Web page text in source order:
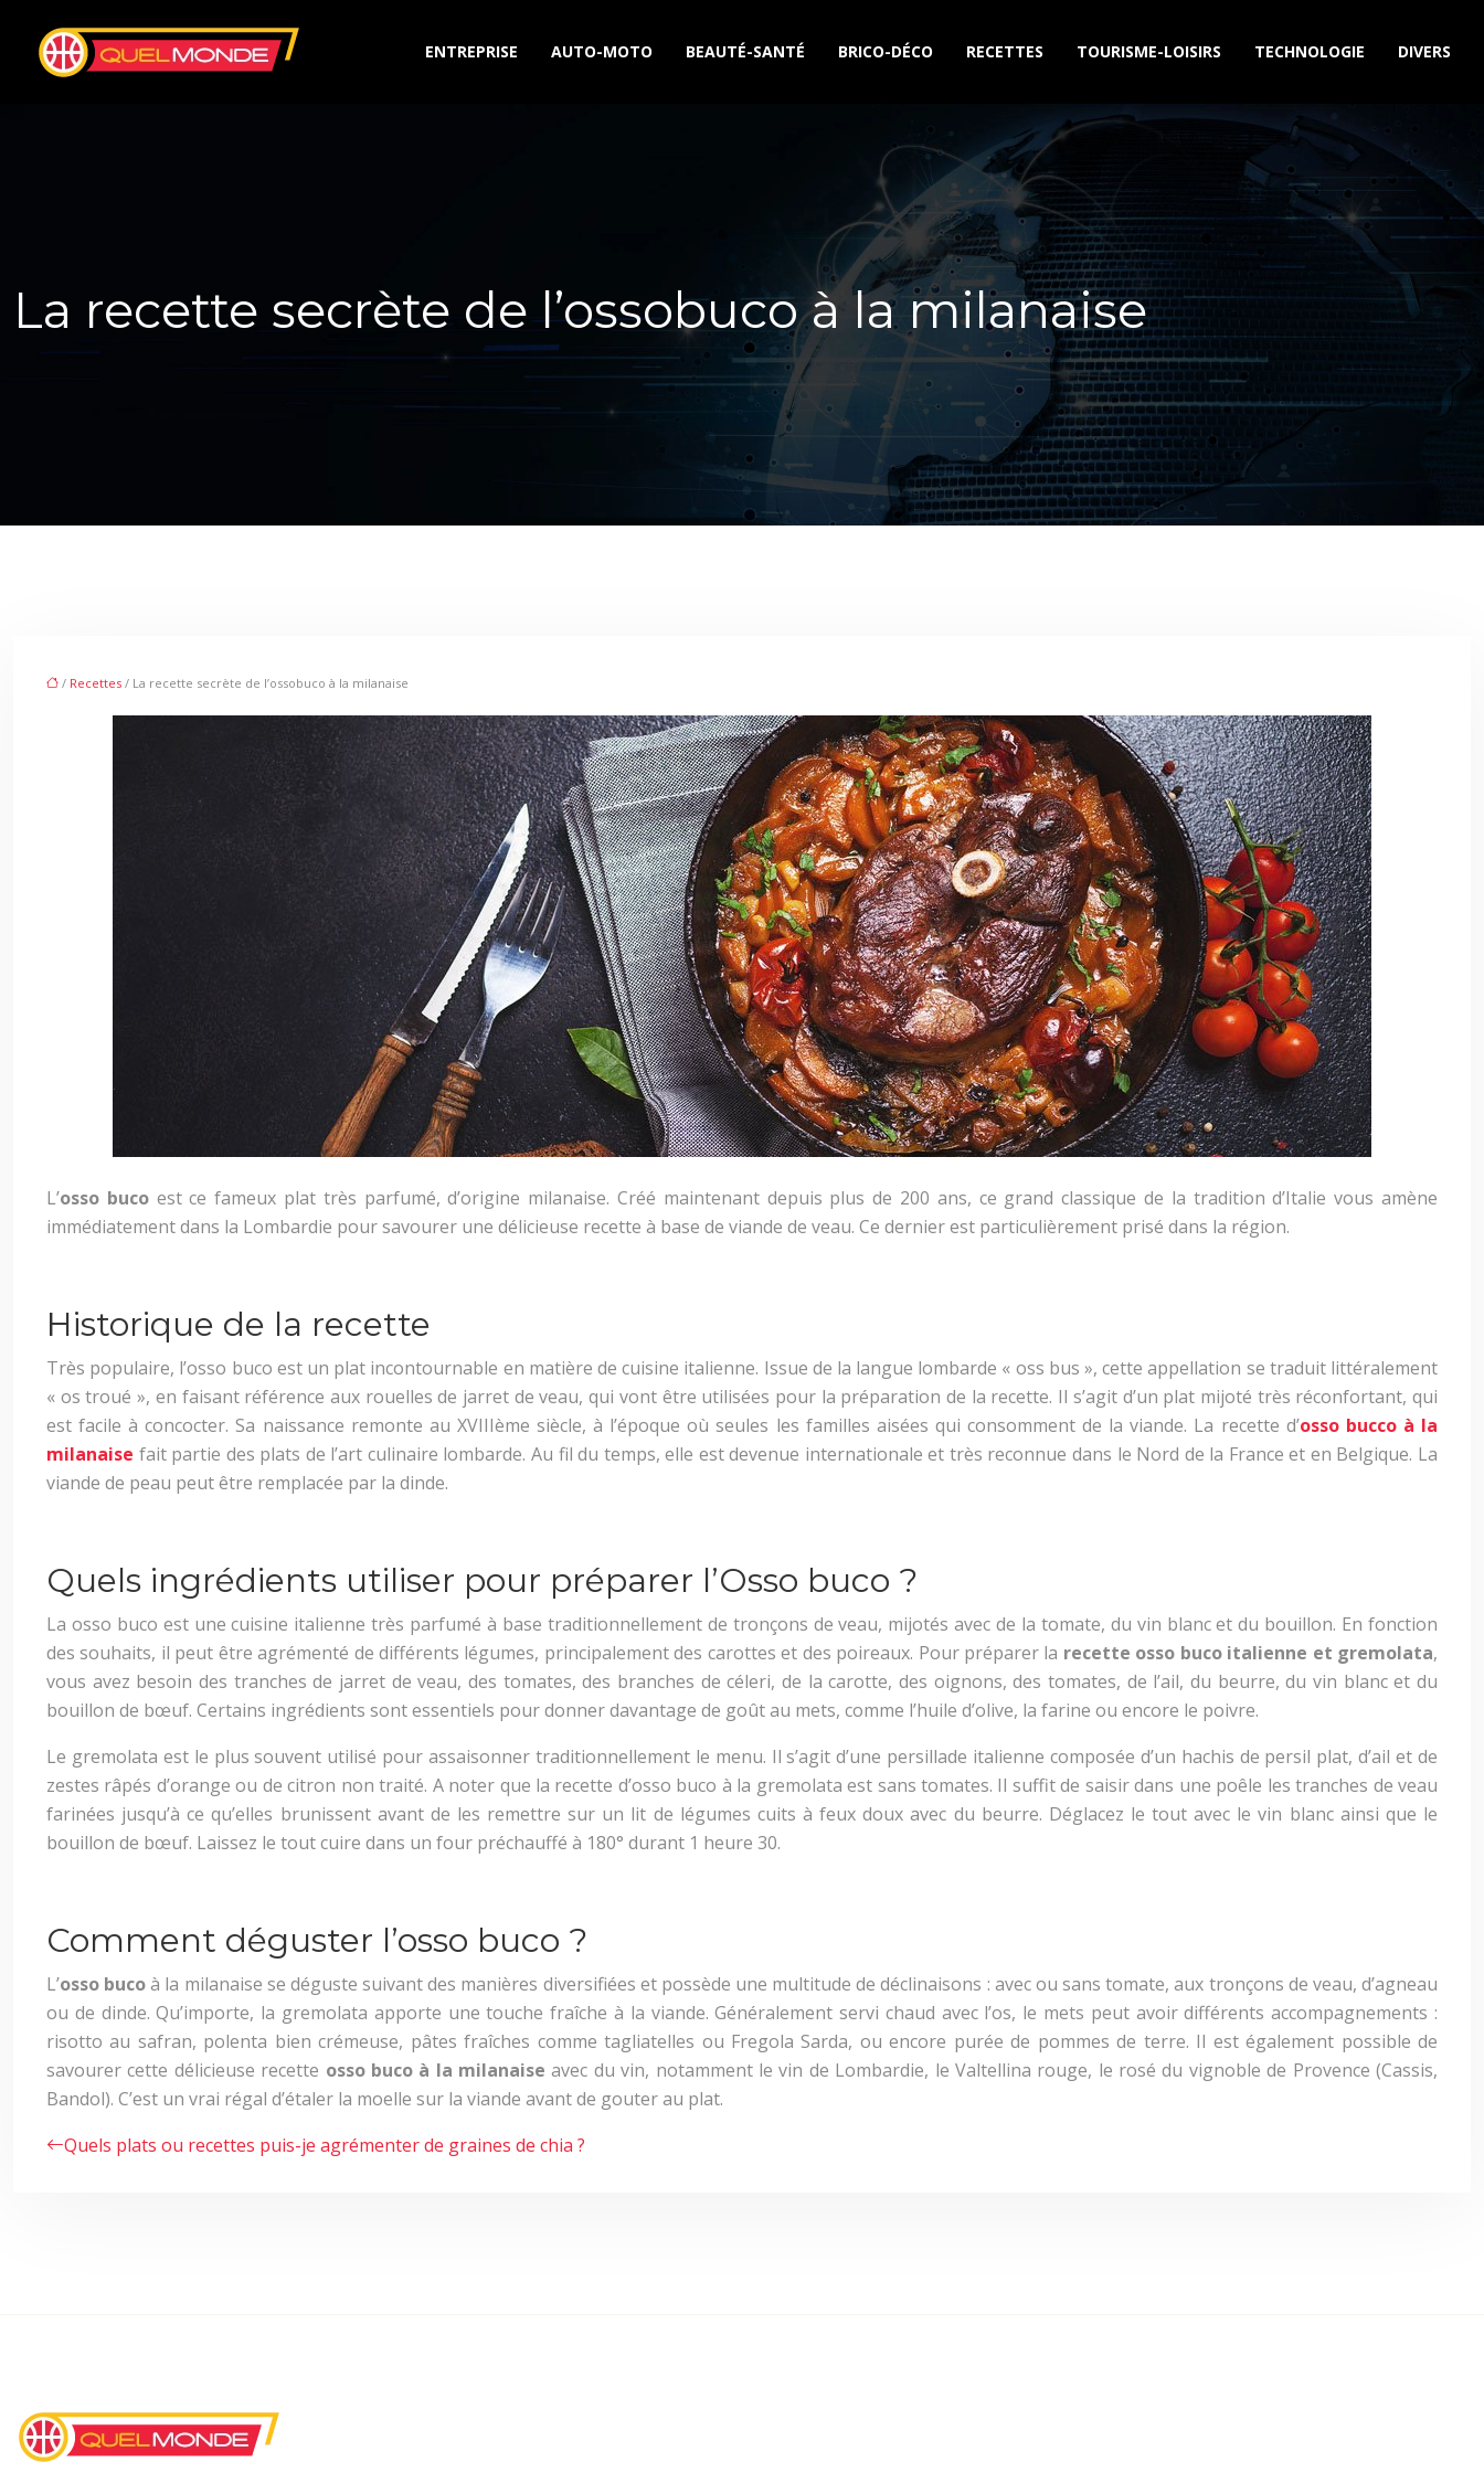
ENTREPRISE AUTO-MOTO BEAUTÉ-SANTÉ BRICO-DÉCO RECETTES TOURISME-LOISIRS TECHNOLOGIE DIVERS
La recette secrète de l’ossobuco à la milanaise
/ Recettes / La recette secrète de l’ossobuco à la milanaise
L’osso buco est ce fameux plat très parfumé, d’origine milanaise. Créé maintenant depuis plus de 200 ans, ce grand classique de la tradition d’Italie vous amène
immédiatement dans la Lombardie pour savourer une délicieuse recette à base de viande de veau. Ce dernier est particulièrement prisé dans la région.
Historique de la recette
Très populaire, l’osso buco est un plat incontournable en matière de cuisine italienne. Issue de la langue lombarde « oss bus », cette appellation se traduit littéralement
« os troué », en faisant référence aux rouelles de jarret de veau, qui vont être utilisées pour la préparation de la recette. Il s’agit d’un plat mijoté très réconfortant, qui
est facile à concocter. Sa naissance remonte au XVIIIème siècle, à l’époque où seules les familles aisées qui consomment de la viande. La recette d’osso bucco à la
milanaise fait partie des plats de l’art culinaire lombarde. Au fil du temps, elle est devenue internationale et très reconnue dans le Nord de la France et en Belgique. La
viande de peau peut être remplacée par la dinde.
Quels ingrédients utiliser pour préparer l’Osso buco ?
La osso buco est une cuisine italienne très parfumé à base traditionnellement de tronçons de veau, mijotés avec de la tomate, du vin blanc et du bouillon. En fonction
des souhaits, il peut être agrémenté de différents légumes, principalement des carottes et des poireaux. Pour préparer la recette osso buco italienne et gremolata,
vous avez besoin des tranches de jarret de veau, des tomates, des branches de céleri, de la carotte, des oignons, des tomates, de l’ail, du beurre, du vin blanc et du
bouillon de bœuf. Certains ingrédients sont essentiels pour donner davantage de goût au mets, comme l’huile d’olive, la farine ou encore le poivre.
Le gremolata est le plus souvent utilisé pour assaisonner traditionnellement le menu. Il s’agit d’une persillade italienne composée d’un hachis de persil plat, d’ail et de
zestes râpés d’orange ou de citron non traité. A noter que la recette d’osso buco à la gremolata est sans tomates. Il suffit de saisir dans une poêle les tranches de veau
farinées jusqu’à ce qu’elles brunissent avant de les remettre sur un lit de légumes cuits à feux doux avec du beurre. Déglacez le tout avec le vin blanc ainsi que le
bouillon de bœuf. Laissez le tout cuire dans un four préchauffé à 180° durant 1 heure 30.
Comment déguster l’osso buco ?
L’osso bucoà la milanaise se déguste suivant des manières diversifiées et possède une multitude de déclinaisons : avec ou sans tomate, aux tronçons de veau, d’agneau
ou de dinde. Qu’importe, la gremolata apporte une touche fraîche à la viande. Généralement servi chaud avec l’os, le mets peut avoir différents accompagnements :
risotto au safran, polenta bien crémeuse, pâtes fraîches comme tagliatelles ou Fregola Sarda, ou encore purée de pommes de terre. Il est également possible de
savourer cette délicieuse recette osso buco à la milanaise avec du vin, notamment le vin de Lombardie, le Valtellina rouge, le rosé du vignoble de Provence (Cassis,
Bandol). C’est un vrai régal d’étaler la moelle sur la viande avant de gouter au plat.
Quels plats ou recettes puis-je agrémenter de graines de chia ?